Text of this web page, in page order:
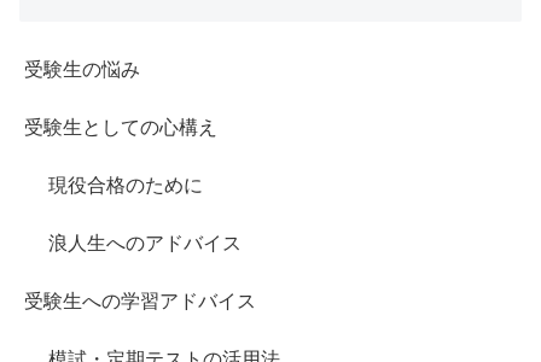
受験生の悩み
受験生としての心構え
現役合格のために
浪人生へのアドバイス
受験生への学習アドバイス